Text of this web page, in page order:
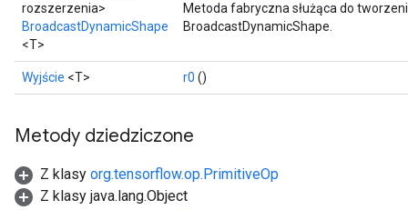
rozszerzenia>
BroadcastDynamicShape
<T>
Metoda fabryczna służąca do
BroadcastDynamicShape.
Wyjście <T> r0 ()
Metody dziedziczone
Z klasy org.tensorflow.op.PrimitiveOp
Z klasy java.lang.Object